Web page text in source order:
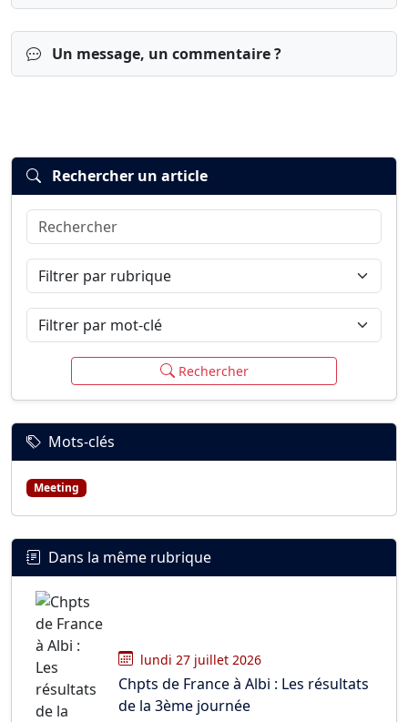
Un message, un commentaire ?
Connexion
Rechercher un article
Rechercher
Filtrer par rubrique
Filtrer par mot-clé
Rechercher
Mots-clés
Meeting
Dans la même rubrique
lundi 27 juillet 2026
Chpts de France à Albi : Les résultats
de la 3ème journée